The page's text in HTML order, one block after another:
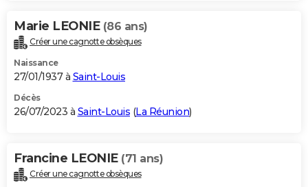
Marie LEONIE (86 ans)
Créer une cagnotte obsèques
Naissance
27/01/1937 à Saint-Louis
Décès
26/07/2023 à Saint-Louis (La Réunion)
Francine LEONIE (71 ans)
Créer une cagnotte obsèques